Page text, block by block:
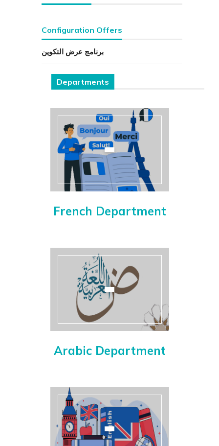
Configuration Offers
برنامج عرض التكوين
Departments
French Department
Arabic Department